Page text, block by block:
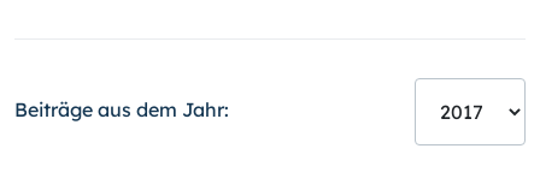
Beiträge aus dem Jahr: